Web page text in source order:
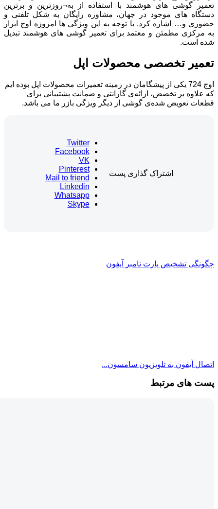
تعمیر گوشی های هوشمند با استفاده از به¬روزترین و برترین
دستگاه های موجود در جهان، مشاوره رایگان به شکل تلفنی و
حضوری و… اشاره کرد. با توجه به این ویژگی ها امروزه اوج ابرار
به مرکزی مطمئن و معتمد برای تعمیر گوشی های هوشمند تبدیل
شده است.
تعمیر تخصصی محصولات اپل
اوج 724 یکی از پیشگامان در زمینه تعمیرات محصولات اپل بوده ایم
که علاوه بر تخصص، ارائه‌ی گارانتی و ضمانت پشتیبانی برای
قطعات تعویض شده‌ی گوشی از دیگر ویزگی بازر ما می باشد.
اشتراک گذاری پست
Twitter
Facebook
VK
Pinterest
Mail to friend
Linkedin
Whatsapp
Skype
چگونگی تشخیص پارت نامبر آیفون
اتصال آیفون به تلویزیون سامسون...
پست های مرتبط